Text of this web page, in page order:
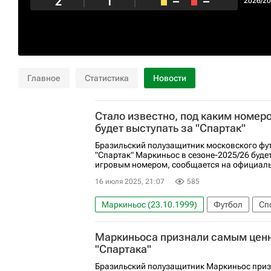
Главное Статистика Новости
Стало известно, под каким
будет выступать за "Спартак"
Бразильский полузащитник московского
"Спартак" Маркиньос в сезоне-2025/26
игровым номером, сообщается на
16 июля 2025, 21:07 585
Маркиньос (23.10.1999) Футбол
РПЛ 2026-2027 (Чемпионат России по
Маркиньоса признали самым
"Спартака"
Бразильский полузащитник Маркиньос